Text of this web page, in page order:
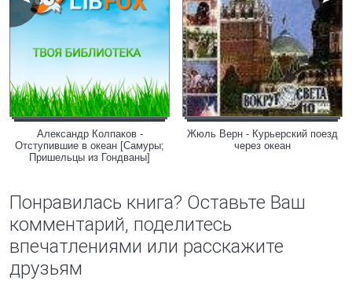
Александр Колпаков -
Отступившие в океан [Самуры;
Пришельцы из Гондваны]
Жюль Верн - Курьерский поезд
через океан
Понравилась книга? Оставьте Ваш
комментарий, поделитесь
впечатлениями или расскажите
друзьям